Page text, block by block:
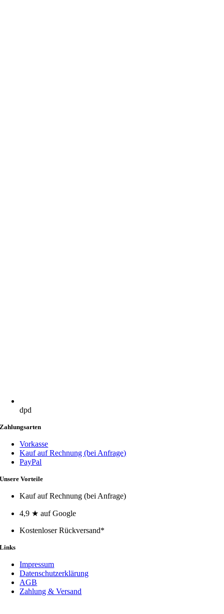
dpd
Zahlungsarten
Vorkasse
Kauf auf Rechnung (bei Anfrage)
PayPal
Unsere Vorteile
Kauf auf Rechnung (bei Anfrage)
4,9 ★ auf Google
Kostenloser Rückversand*
Links
Impressum
Datenschutzerklärung
AGB
Zahlung & Versand